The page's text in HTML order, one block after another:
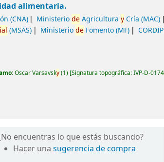
alimentaria.
(CNA) MinisteriodeAgriculturayCría (MAC)
(MSAS) Ministeriode Fomento (MF)
Oscar Varsavsky(1) Signatura topográfica:IVP-D-
encuentras lo que estás buscando?
Hacer unasugerencia de compra